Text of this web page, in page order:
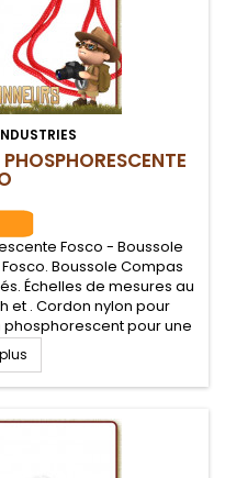
Fosco - Boussole
Boussole Compas
Échelles de mesures au
et . Cordon nylon pour
pour une
faible.